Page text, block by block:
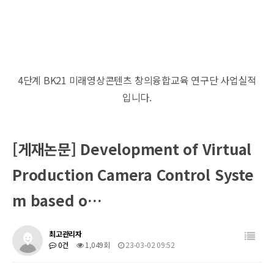
4단계 BK21 미래영상콘텐츠 창의융합교육 연구단 사업실적
입니다.
[게재논문] Development of Virtual
Production Camera Control Syste
m based o…
최고관리자
0건
1,049회 23-03-02 09:52